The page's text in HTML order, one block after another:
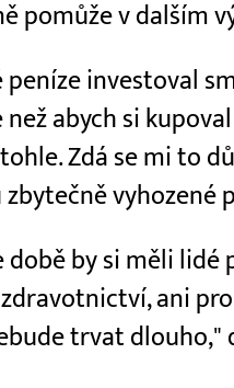
pomůže v dalším
peníze investoval
abych si
Zdá se mi to
vyhozené
době by si měli lidé
ani
trvat